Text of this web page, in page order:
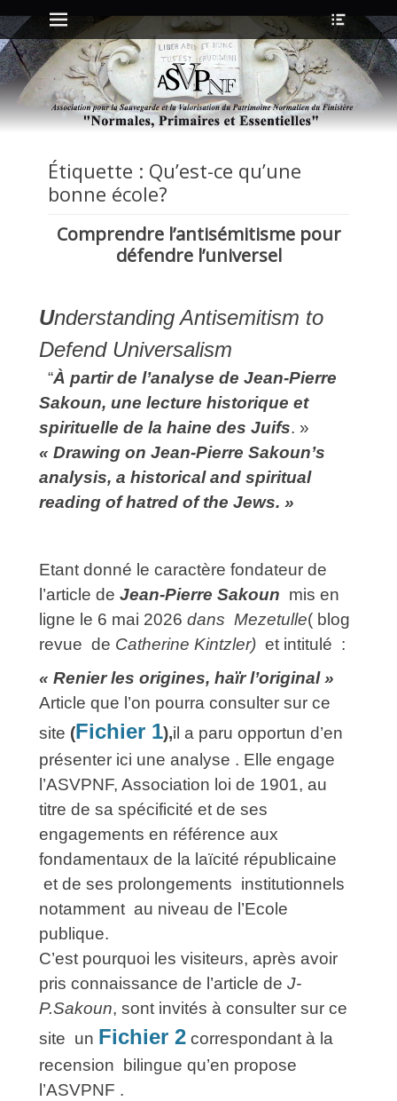
Menu principal
Aller
au
contenu
l’en-
tête
Étiquette : Qu’est-ce qu’une
bonne école?
Comprendre l’antisémitisme pour
défendre l’universel
Understanding Antisemitism to
Defend Universalism
“À partir de l’analyse de Jean‑Pierre
Sakoun, une lecture historique et
spirituelle de la haine des Juifs. »
« Drawing on Jean‑Pierre Sakoun’s
analysis, a historical and spiritual
reading of hatred of the Jews. »
Etant donné le caractère fondateur de
l’article de Jean-Pierre Sakoun mis en
ligne le 6 mai 2026 dans Mezetulle( blog
revue de Catherine Kintzler) et intitulé :
« Renier les origines, haïr l’original »
Article que l’on pourra consulter sur ce
site (Fichier 1),il a paru opportun d’en
présenter ici une analyse . Elle engage
l’ASVPNF, Association loi de 1901, au
titre de sa spécificité et de ses
engagements en référence aux
fondamentaux de la laïcité républicaine
et de ses prolongements institutionnels
notamment au niveau de l’Ecole
publique.
C’est pourquoi les visiteurs, après avoir
pris connaissance de l’article de J-
P.Sakoun, sont invités à consulter sur ce
site un Fichier 2 correspondant à la
recension bilingue qu’en propose
l’ASVPNF .